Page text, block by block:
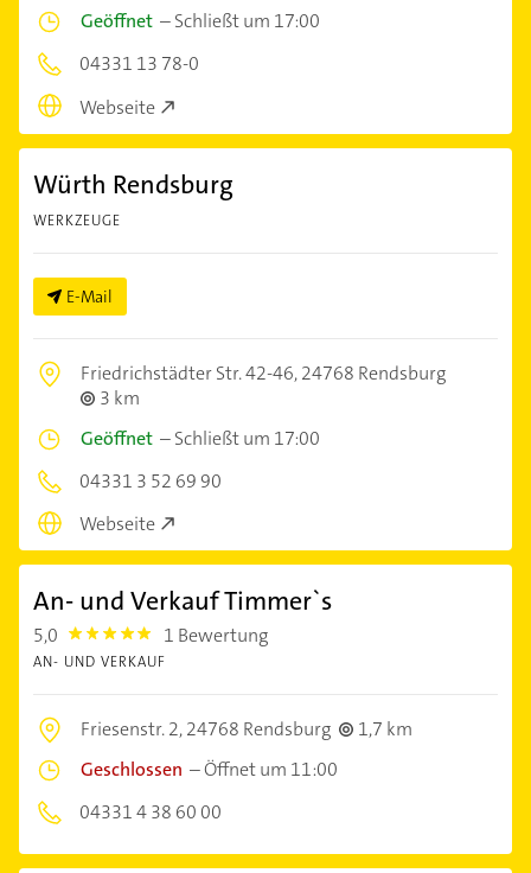
Geöffnet –Schließt um 17:00
04331 13 78-0
Webseite
Würth Rendsburg
WERKZEUGE
E-Mail
Friedrichstädter Str. 42-46,24768 Rendsburg
3 km
Geöffnet –Schließt um 17:00
04331 3 52 69 90
Webseite
An- und Verkauf Timmer`s
5,0 5.0 1 Bewertung
AN- UND VERKAUF
Friesenstr. 2,24768 Rendsburg
1,7 km
Geschlossen –Öffnet um 11:00
04331 4 38 60 00